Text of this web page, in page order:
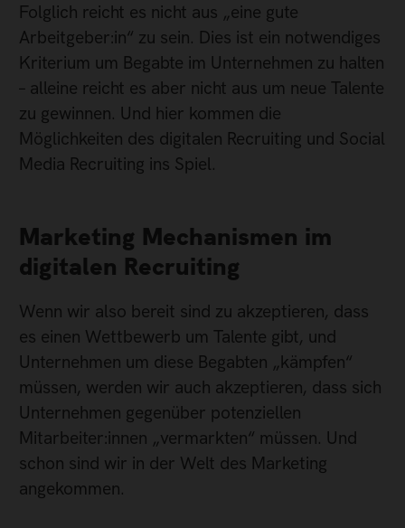
Folglich reicht es nicht aus „eine gute
Arbeitgeber:in“ zu sein. Dies ist ein notwendiges
Kriterium um Begabte im Unternehmen zu halten
– alleine reicht es aber nicht aus um neue Talente
zu gewinnen. Und hier kommen die
Möglichkeiten des digitalen Recruiting und Social
Media Recruiting ins Spiel.
Marketing Mechanismen im
digitalen Recruiting
Wenn wir also bereit sind zu akzeptieren, dass
es einen Wettbewerb um Talente gibt, und
Unternehmen um diese Begabten „kämpfen“
müssen, werden wir auch akzeptieren, dass sich
Unternehmen gegenüber potenziellen
Mitarbeiter:innen „vermarkten“ müssen. Und
schon sind wir in der Welt des Marketing
angekommen.